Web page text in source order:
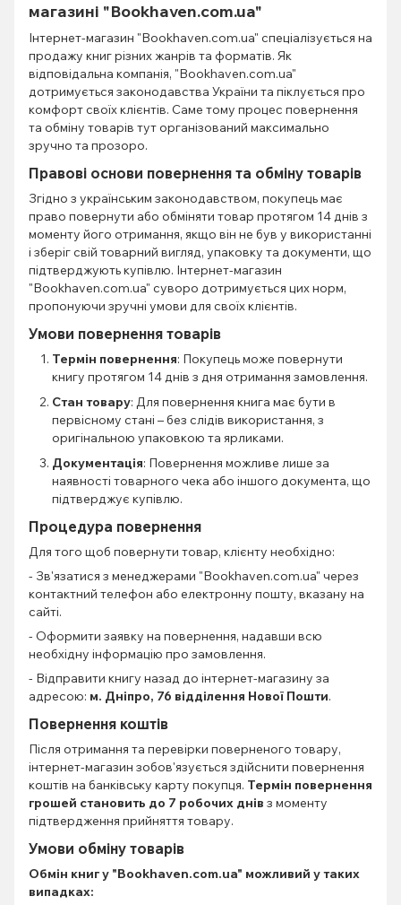
магазині "Bookhaven.com.ua"
Інтернет-магазин "Bookhaven.com.ua" спеціалізується на
продажу книг різних жанрів та форматів. Як
відповідальна компанія, "Bookhaven.com.ua"
дотримується законодавства України та піклується про
комфорт своїх клієнтів. Саме тому процес повернення
та обміну товарів тут організований максимально
зручно та прозоро.
Правові основи повернення та обміну товарів
Згідно з українським законодавством, покупець має
право повернути або обміняти товар протягом 14 днів з
моменту його отримання, якщо він не був у використанні
і зберіг свій товарний вигляд, упаковку та документи, що
підтверджують купівлю. Інтернет-магазин
"Bookhaven.com.ua" суворо дотримується цих норм,
пропонуючи зручні умови для своїх клієнтів.
Умови повернення товарів
Термін повернення: Покупець може повернути
книгу протягом 14 днів з дня отримання замовлення.
Стан товару: Для повернення книга має бути в
первісному стані – без слідів використання, з
оригінальною упаковкою та ярликами.
Документація: Повернення можливе лише за
наявності товарного чека або іншого документа, що
підтверджує купівлю.
Процедура повернення
Для того щоб повернути товар, клієнту необхідно:
- Зв'язатися з менеджерами "Bookhaven.com.ua" через
контактний телефон або електронну пошту, вказану на
сайті.
- Оформити заявку на повернення, надавши всю
необхідну інформацію про замовлення.
- Відправити книгу назад до інтернет-магазину за
адресою: м. Дніпро, 76 відділення Нової Пошти.
Повернення коштів
Після отримання та перевірки поверненого товару,
інтернет-магазин зобов'язується здійснити повернення
коштів на банківську карту покупця. Термін повернення
грошей становить до 7 робочих днів з моменту
підтвердження прийняття товару.
Умови обміну товарів
Обмін книгу "Bookhaven.com.ua" можливий у таких
випадках: